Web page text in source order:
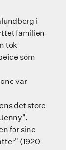
i
familien
tok
som
var
det store
for sine
(1920-